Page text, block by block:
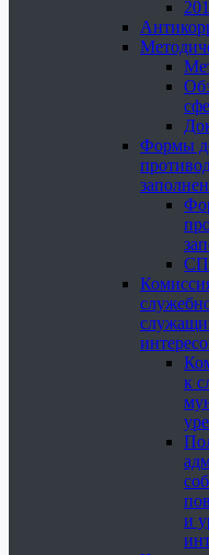
Формы
к
и